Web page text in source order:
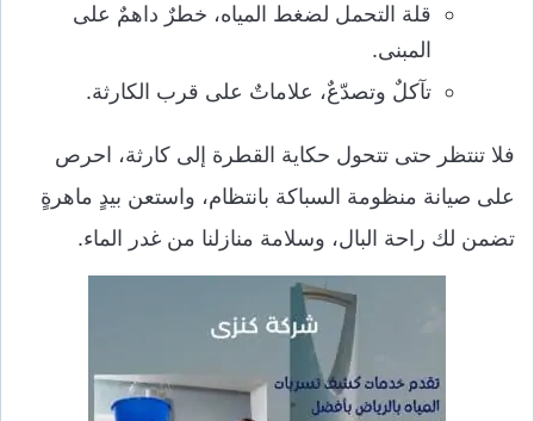
قلة التحمل لضغط المياه، خطرٌ داهمٌ على
المبنى.
تآكلٌ وتصدّعٌ، علاماتٌ على قرب الكارثة.
فلا تنتظر حتى تتحول حكاية القطرة إلى كارثة، احرص
على صيانة منظومة السباكة بانتظام، واستعن بيدٍ ماهرةٍ
تضمن لك راحة البال، وسلامة منازلنا من غدر الماء.